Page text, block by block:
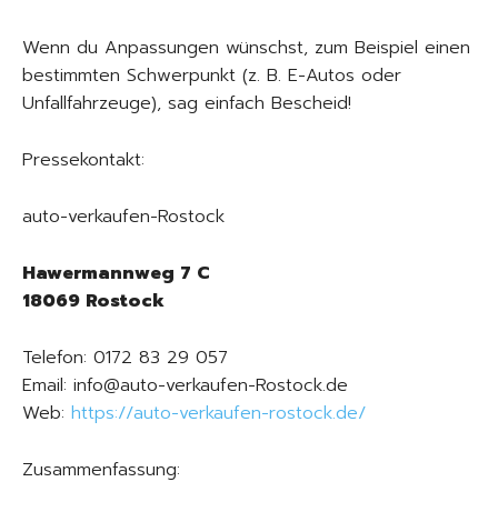
Wenn du Anpassungen wünschst, zum Beispiel einen
bestimmten Schwerpunkt (z. B. E-Autos oder
Unfallfahrzeuge), sag einfach Bescheid!
Pressekontakt:
auto-verkaufen-Rostock
Hawermannweg 7 C
18069 Rostock
Telefon: 0172 83 29 057
Email: info@auto-verkaufen-Rostock.de
Web: https://auto-verkaufen-rostock.de/
Zusammenfassung: